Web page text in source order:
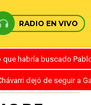
RADIO EN VIVO
habría buscado
dejó de seguir a